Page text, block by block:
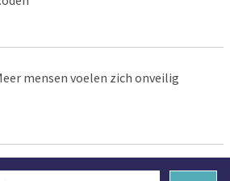
mensen voelen zich onveilig